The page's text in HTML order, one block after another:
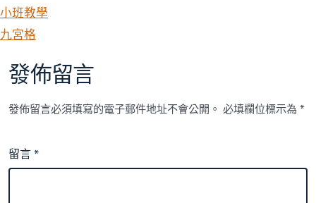
小班教學
九宮格
發佈留言
發佈留言必須填寫的電子郵件地址不會公開。 必填欄位標示為*
留言*